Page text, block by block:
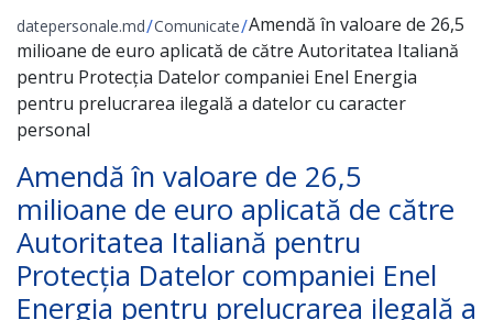
datepersonale.md/Comunicate/Amendă în valoare de 26,5
milioane de euro aplicată de către Autoritatea Italiană
pentru Protecția Datelor companiei Enel Energia
pentru prelucrarea ilegală a datelor cu caracter
personal
Amendă în valoare de 26,5
milioane de euro aplicată de către
Autoritatea Italiană pentru
Protecția Datelor companiei Enel
Energia pentru prelucrarea ilegală a